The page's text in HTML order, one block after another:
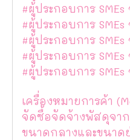
#ผู้ประกอบการ SMEs
#ผู้ประกอบการ
#ผู้ประกอบการ
#ผู้ประกอบการ
#ผู้ประกอบการ
เครื่องหมายการค้า
จัดซื้อจัดจ้างพัสดุจา
ขนาดกลางและขนาด